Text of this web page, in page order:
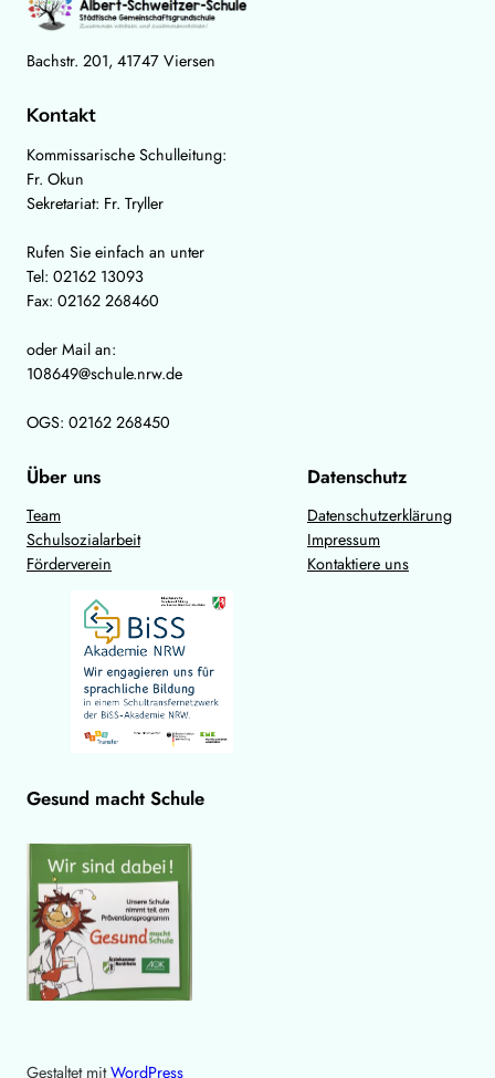
Bachstr. 201, 41747 Viersen
Kontakt
Kommissarische Schulleitung:
Fr. Okun
Sekretariat: Fr. Tryller
Rufen Sie einfach an unter
Tel: 02162 13093
Fax: 02162 268460
oder Mail an:
108649@schule.nrw.de
OGS: 02162 268450
Über uns
Team
Schulsozialarbeit
Förderverein
Datenschutz
Datenschutzerklärung
Impressum
Kontaktiere uns
Gesund macht Schule
Gestaltet mitWordPress